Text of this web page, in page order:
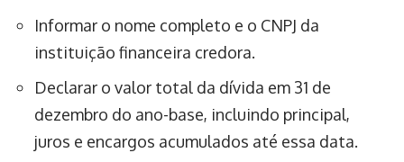
Informar o nome completo e o CNPJ da
instituição financeira credora.
Declarar o valor total da dívida em 31 de
dezembro do ano-base, incluindo principal,
juros e encargos acumulados até essa data.